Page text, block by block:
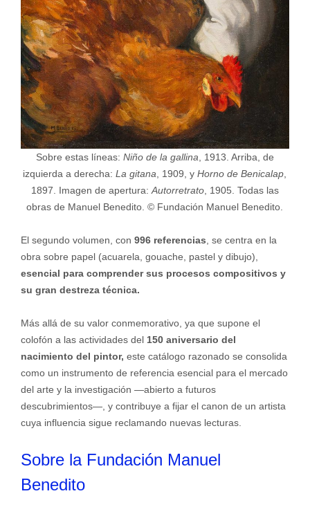
Sobre estas líneas: Niño de la gallina , 1913. Arriba, de
izquierda a derecha: La gitana , 1909, yHorno de Benicalap
1897. Imagen de apertura: Autorretrato, 1905. Todas las
obras de Manuel Benedito. © Fundación Manuel Benedito.
El segundo volumen, con 996 referencias , se centra en la
obra sobre papel (acuarela, gouache, pastel y dibujo),
esencial para comprender sus procesos compositivos y
su gran destreza técnica.
Más allá de su valor conmemorativo, ya que supone el
colofón a las actividades del 150 aniversario del
nacimiento del pintor, este catálogo razonado se consolida
como un instrumento de referencia esencial para el mercado
del arte y la investigación —abierto a futuros
descubrimientos—, y contribuye a fijar el canon de un artista
cuya influencia sigue reclamando nuevas lecturas.
Sobre la Fundación Manuel
Benedito